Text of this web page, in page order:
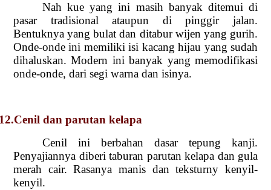
Nah kue yang ini masih banyak ditemui di
pasar tradisional ataupun di pinggir jalan.
Bentuknya yang bulat dan ditabur wijen yang gurih.
Onde-onde ini memiliki isi kacang hijau yang sudah
dihaluskan. Modern ini banyak yang memodifikasi
onde-onde, dari segi warna dan isinya.
dan parutan kelapa
Cenil ini berbahan dasar tepung kanji.
Penyajiannya diberi taburan parutan kelapa dan gula
merah cair. Rasanya manis dan teksturny kenyil-
kenyil.